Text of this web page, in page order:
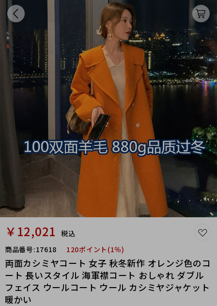
￥12,021
税込
商品番号:17618 120ポイント(1％)
両面カシミヤコート 女子 秋冬新作 オレンジ色のコ
ート 長いスタイル 海軍襟コート おしゃれ ダブル
フェイス ウールコート ウール カシミヤジャケット
暖かい